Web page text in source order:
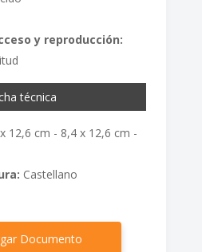
y reproducción:
técnica
12,6 cm - 8,4 x 12,6 cm -
Castellano
Documento